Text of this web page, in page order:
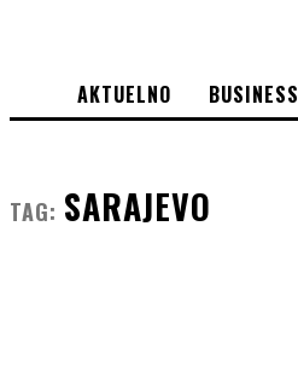
AKTUELNO BUSINESS
TAG: SARAJEVO